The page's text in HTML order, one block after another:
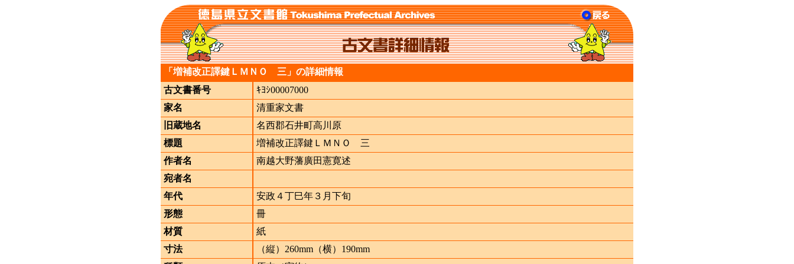
「増補改正譯鍵ＬＭＮＯ 三」の詳細情報
古文書番号
ｷﾖｼ00007000
家名
清重家文書
旧蔵地名
名西郡石井町高川原
標題
増補改正譯鍵ＬＭＮＯ 三
作者名
南越大野藩廣田憲寛述
宛者名
年代
安政４丁巳年３月下旬
形態
冊
材質
紙
寸法
（縦）260mm（横）190mm